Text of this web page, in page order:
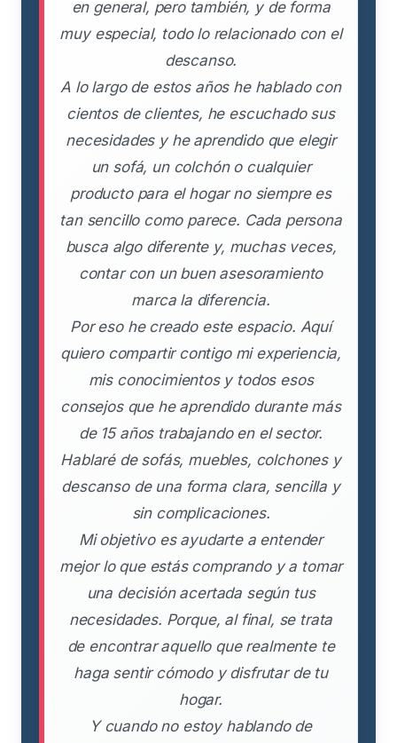
en general, pero también, y de forma
muy especial, todo lo relacionado con el
descanso.
A lo largo de estos años he hablado con
cientos de clientes, he escuchado sus
necesidades y he aprendido que elegir
un sofá, un colchón o cualquier
producto para el hogar no siempre es
tan sencillo como parece. Cada persona
busca algo diferente y, muchas veces,
contar con un buen asesoramiento
marca la diferencia.
Por eso he creado este espacio. Aquí
quiero compartir contigo mi experiencia,
mis conocimientos y todos esos
consejos que he aprendido durante más
de 15 años trabajando en el sector.
Hablaré de sofás, muebles, colchones y
descanso de una forma clara, sencilla y
sin complicaciones.
Mi objetivo es ayudarte a entender
mejor lo que estás comprando y a tomar
una decisión acertada según tus
necesidades. Porque, al final, se trata
de encontrar aquello que realmente te
haga sentir cómodo y disfrutar de tu
hogar.
Y cuando no estoy hablando de